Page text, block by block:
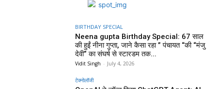
BIRTHDAY SPECIAL
Neena gupta Birthday Special: 67 साल
की हुईं नीना गुप्ता, जाने कैसा रहा ” पंचायत “की “मंजु
देवी” का संघर्ष से स्टारडम तक...
Vidit Singh - July 4, 2026
टेक्नोलॉजी